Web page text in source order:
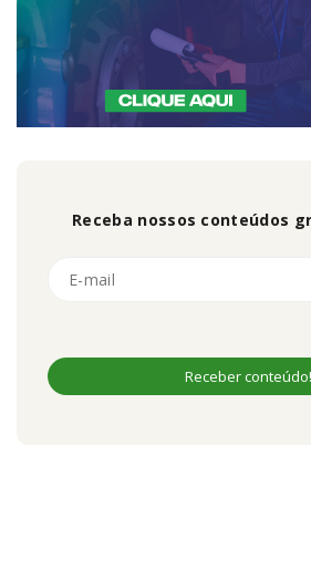
Receba nossos conteúdos